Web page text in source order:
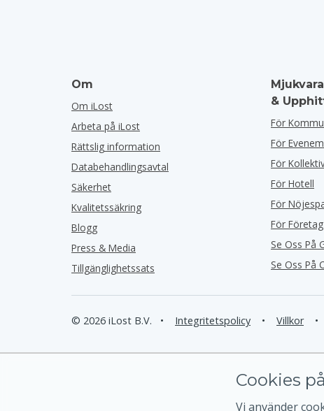
Om
Om iLost
Arbeta på iLost
Rättslig information
Databehandlingsavtal
Säkerhet
Kvalitetssäkring
Blogg
Press & Media
Tillgänglighetssats
&
För
För
För
För Hotell
För
För Företag
Se Oss På
Se Oss På
© 2026 iLost B.V. • Integritetspolicy • Villkor •
Cookies
Vi använder